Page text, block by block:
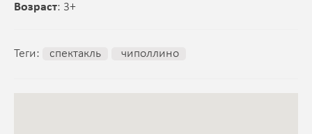
Возраст: 3+
Теги: спектакль чиполлино